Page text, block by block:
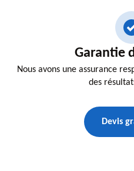
Garantie
Nous avons une assurance
des
Devis